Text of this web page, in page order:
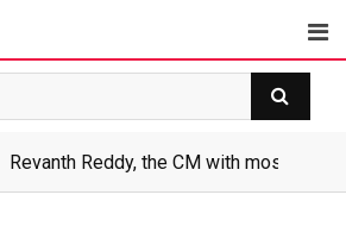
Revanth Reddy, the CM with most